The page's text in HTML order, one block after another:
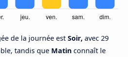
de la journée est Soir, avec 29
tandis que Matin connaît le